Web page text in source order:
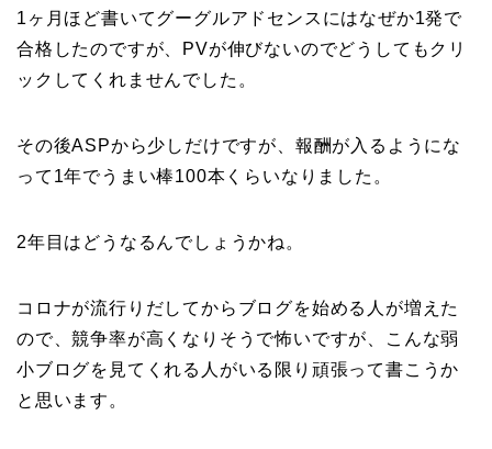
1ヶ月ほど書いてグーグルアドセンスにはなぜか1発で
合格したのですが、PVが伸びないのでどうしてもクリ
ックしてくれませんでした。
その後ASPから少しだけですが、報酬が入るようにな
って1年でうまい棒100本くらいなりました。
2年目はどうなるんでしょうかね。
コロナが流行りだしてからブログを始める人が増えた
ので、競争率が高くなりそうで怖いですが、こんな弱
小ブログを見てくれる人がいる限り頑張って書こうか
と思います。